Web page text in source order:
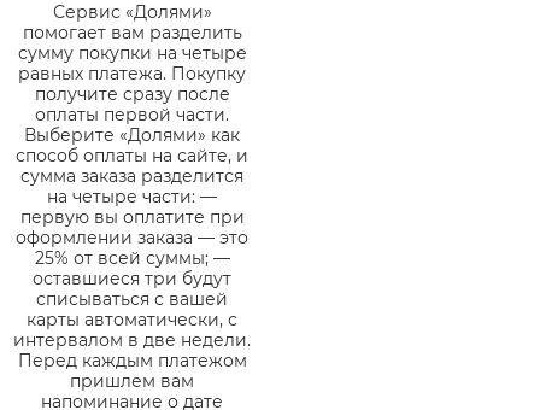
Сервис «Долями»
помогает вам разделить
сумму покупки на четыре
равных платежа. Покупку
получите сразу после
оплаты первой части.
Выберите «Долями» как
способ оплаты на сайте, и
сумма заказа разделится
на четыре части: —
первую вы оплатите при
оформлении заказа — это
25% от всей суммы; —
оставшиеся три будут
списываться с вашей
карты автоматически, с
интервалом в две недели.
Перед каждым платежом
пришлем вам
напоминание о дате